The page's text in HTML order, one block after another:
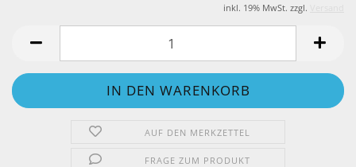
inkl. 19% MwSt. zzgl.
AUF DEN MERKZETTEL
FRAGE ZUM PRODUKT